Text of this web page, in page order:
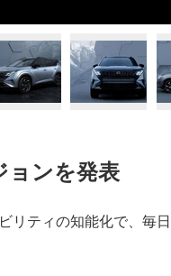
ョンを発表
リティの知能化で、毎